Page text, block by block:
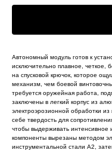
Автономный модуль готов к
исключительно плавное, четкое,
на спусковой крючок, которое
механизм, чем боевой
требуется оружейная работа,
заключены в легкий корпус из
электроэрозионной обработки
себе твердость для
чтобы выдерживать интенсивное
компоненты вырезаны методом
инструментальной стали A2,